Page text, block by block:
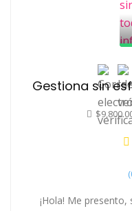
¡Hola! Me